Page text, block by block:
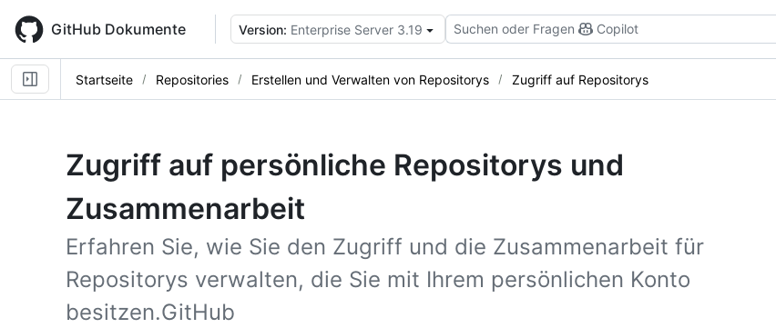
main
content
GitHub Dokumente Version: Enterprise Server 3.19 Suchen oder Fragen Copilot
Startseite Repositories Erstellen und Verwalten von Repositorys Zugriff auf Repositorys
Zugriff auf persönliche Repositorys und
Zusammenarbeit
Erfahren Sie, wie Sie den Zugriff und die Zusammenarbeit für
Repositorys verwalten, die Sie mit Ihrem persönlichen Konto
besitzen.GitHub